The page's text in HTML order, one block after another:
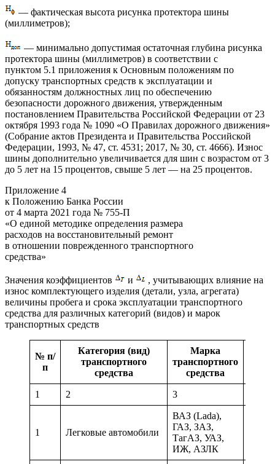
— фактическая высота рисунка протектора шины
(миллиметров);
— минимально допустимая остаточная глубина рисунка
протектора шины (миллиметров) в соответствии с
пунктом 5.1 приложения к Основным положениям по
допуску транспортных средств к эксплуатации и
обязанностям должностных лиц по обеспечению
безопасности дорожного движения, утвержденным
постановлением Правительства Российской Федерации от 23
октября 1993 года № 1090 «О Правилах дорожного движения»
(Собрание актов Президента и Правительства Российской
Федерации, 1993, № 47, ст. 4531; 2017, № 30, ст. 4666). Износ
шины дополнительно увеличивается для шин с возрастом от 3
до 5 лет на 15 процентов, свыше 5 лет — на 25 процентов.
Приложение 4
к Положению Банка России
от 4 марта 2021 года № 755-П
«О единой методике определения размера
расходов на восстановительный ремонт
в отношении поврежденного транспортного
средства»
Значения коэффициентов и
, учитывающих влияние на
износ комплектующего изделия (детали, узла, агрегата)
величины пробега и срока эксплуатации транспортного
средства для различных категорий (видов) и марок
транспортных средств
№ п/
п
Категория (вид)
транспортного
средства
Марка
транспортного
средства
1 2 3
1 Легковые автомобили
ВАЗ (Lada),
ГАЗ, ЗАЗ,
ТагАЗ, УАЗ,
ИЖ, АЗЛК